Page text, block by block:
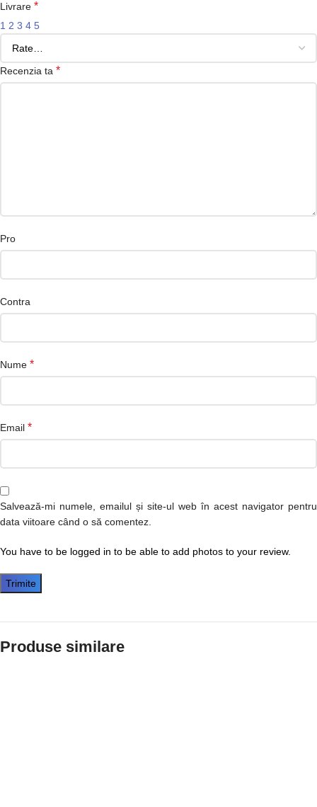
Livrare *
1 2 3 4 5
Recenzia ta *
Pro
Contra
Nume *
Email *
Salvează-mi numele, emailul și site-ul web în acest navigator pentru
data viitoare când o să comentez.
You have to be logged in to be able to add photos to your review.
Produse similare